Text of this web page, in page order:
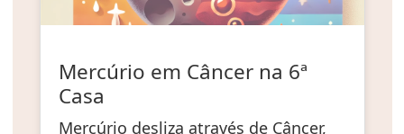
Mercúrio em Câncer na 6ª
Casa
Mercúrio desliza através de Câncer,